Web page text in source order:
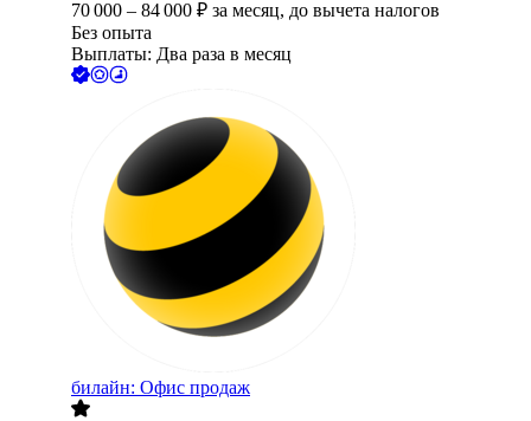
70 000 – 84 000 ₽ за месяц, до вычета налогов
Без опыта
Выплаты: Два раза в месяц
билайн: Офис продаж